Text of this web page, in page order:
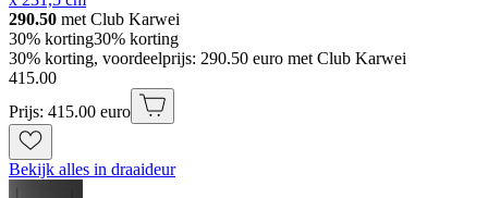
290.50 met Club Karwei
30% korting30% korting
30% korting, voordeelprijs: 290.50 euro met Club Karwei
415.00
Prijs: 415.00 euro
Bekijk alles in draaideur